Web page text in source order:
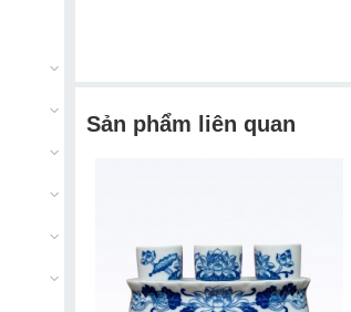
Sản phẩm liên quan